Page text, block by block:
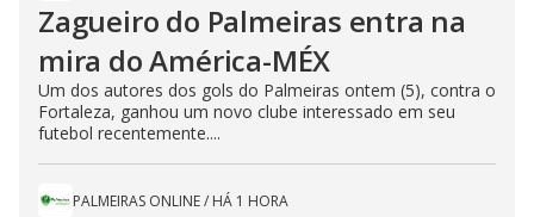
Zagueiro do Palmeiras entra na
mira do América-MÉX
Um dos autores dos gols do Palmeiras ontem (5), contra o
Fortaleza, ganhou um novo clube interessado em seu
futebol recentemente....
PALMEIRAS ONLINE/ HÁ 1 HORA